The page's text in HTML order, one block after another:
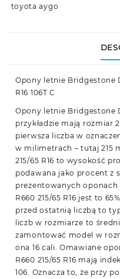
toyota aygo
Opony letnie Bridgestone
R16 106T C
Opony letnie Bridgestone
przykładzie mają rozmiar
pierwsza liczba w
w milimetrach – tutaj 215
215/65 R16 to wysokość
podawana jako procent z
prezentowanych
R660 215/65 R16 jest to
przed ostatnią liczbą to
liczb w rozmiarze to
zamontować model w
ona 16 cali. Omawiane
R660 215/65 R16 mają
106. Oznacza to, że przy